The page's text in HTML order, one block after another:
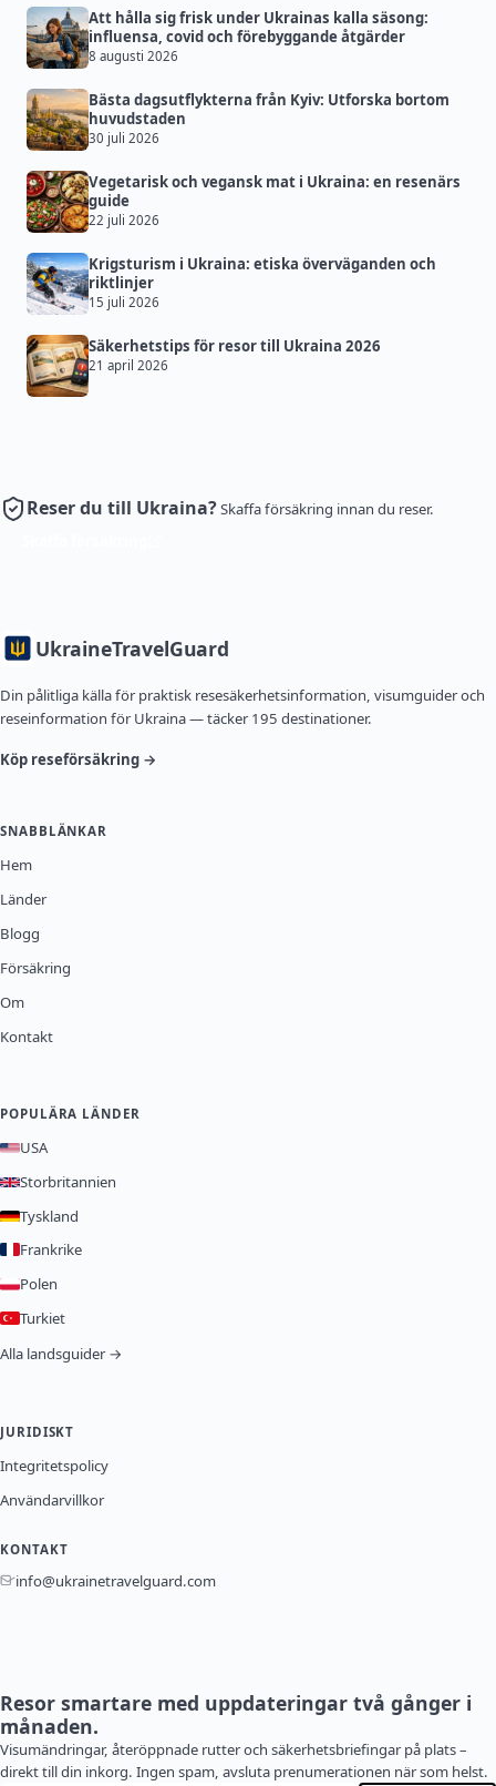
Att hålla sig frisk under Ukrainas kalla säsong:
influensa, covid och förebyggande åtgärder
8 augusti 2026
Bästa dagsutflykterna från Kyiv: Utforska bortom
huvudstaden
30 juli 2026
Vegetarisk och vegansk mat i Ukraina: en resenärs
guide
22 juli 2026
Krigsturism i Ukraina: etiska överväganden och
riktlinjer
15 juli 2026
Säkerhetstips för resor till Ukraina 2026
21 april 2026
Reser du till Ukraina?Skaffa försäkring innan du reser.
UkraineTravelGuard
Din pålitliga källa för praktisk resesäkerhetsinformation, visumguider och
reseinformation för Ukraina — täcker 195 destinationer.
Köp reseförsäkring →
SNABBLÄNKAR
Hem
Länder
Blogg
Försäkring
Om
Kontakt
POPULÄRA LÄNDER
USA
Storbritannien
Tyskland
Frankrike
Polen
Turkiet
Alla landsguider →
JURIDISKT
Integritetspolicy
Användarvillkor
KONTAKT
info@ukrainetravelguard.com
Resor smartare med uppdateringar två gånger i
månaden.
Visumändringar, återöppnade rutter och säkerhetsbriefingar på plats –
direkt till din inkorg. Ingen spam, avsluta prenumerationen när som helst.